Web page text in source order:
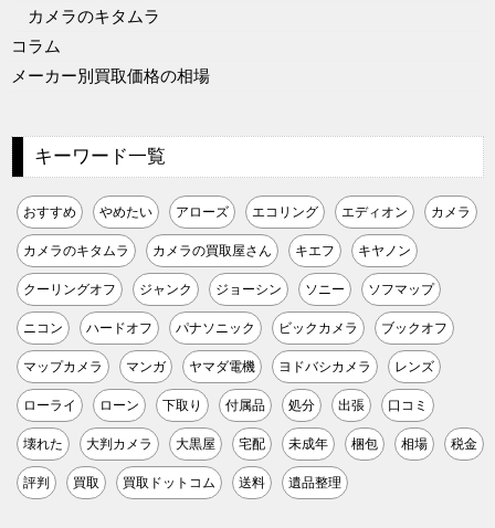
カメラのキタムラ
コラム
メーカー別買取価格の相場
キーワード一覧
おすすめ やめたい アローズ エコリング エディオン カメラ
カメラのキタムラ カメラの買取屋さん キエフ キヤノン
クーリングオフ ジャンク ジョーシン ソニー ソフマップ
ニコン ハードオフ パナソニック ビックカメラ ブックオフ
マップカメラ マンガ ヤマダ電機 ヨドバシカメラ レンズ
ローライ ローン 下取り 付属品 処分 出張 口コミ
壊れた 大判カメラ 大黒屋 宅配 未成年 梱包 相場 税金
評判 買取 買取ドットコム 送料 遺品整理